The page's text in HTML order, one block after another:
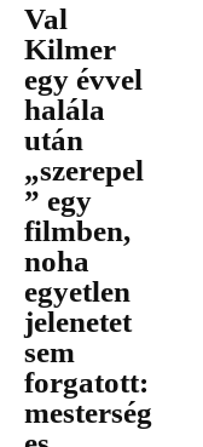
Val
Kilmer
egy évvel
halála
után
„szerepel
” egy
filmben,
noha
egyetlen
jelenetet
sem
forgatott:
mesterség